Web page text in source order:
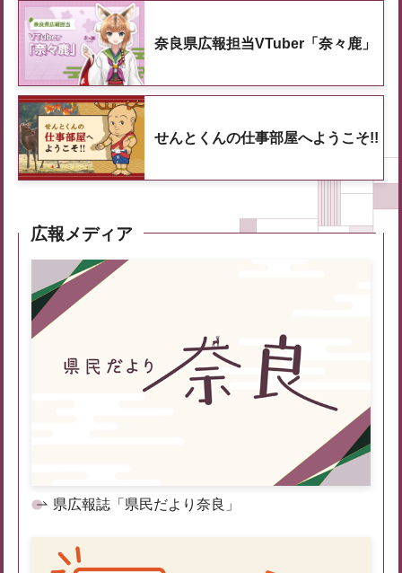
奈良県広報担当VTuber「奈々鹿」
せんとくんの仕事部屋へようこそ!!
広報メディア
県広報誌「県民だより奈良」